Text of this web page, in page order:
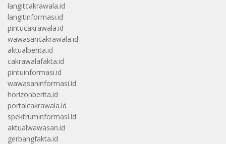
langitcakrawala.id
langitinformasi.id
pintucakrawala.id
wawasancakrawala.id
aktualberita.id
cakrawalafakta.id
pintuinformasi.id
wawasaninformasi.id
horizonberita.id
portalcakrawala.id
spektruminformasi.id
aktualwawasan.id
gerbangfakta.id